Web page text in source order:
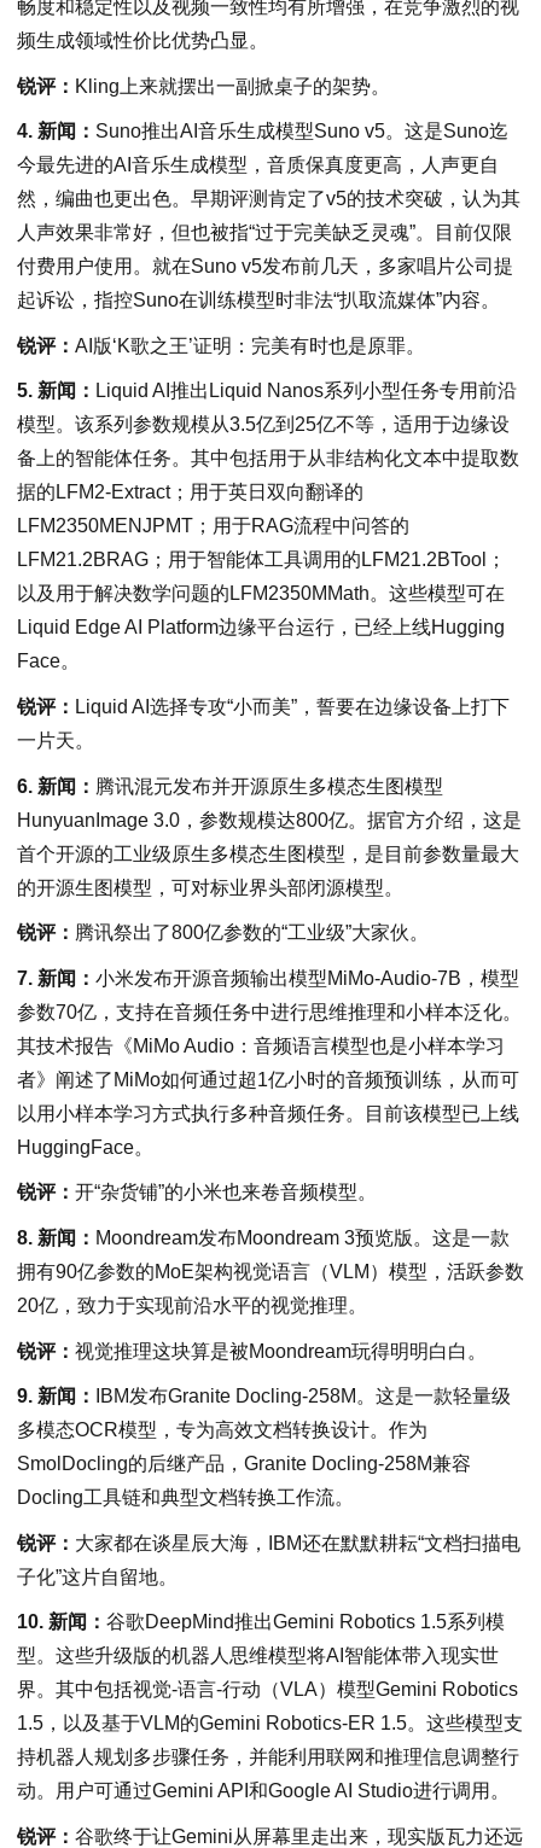
畅度和稳定性以及视频一致性均有所增强，在竞争激烈的视
频生成领域性价比优势凸显。
锐评： Kling上来就摆出一副掀桌子的架势。
4. 新闻： Suno推出AI音乐生成模型Suno v5。这是Suno迄
今最先进的AI音乐生成模型，音质保真度更高，人声更自
然，编曲也更出色。早期评测肯定了v5的技术突破，认为其
人声效果非常好，但也被指“过于完美缺乏灵魂”。目前仅限
付费用户使用。就在Suno v5发布前几天，多家唱片公司提
起诉讼，指控Suno在训练模型时非法“扒取流媒体”内容。
锐评： AI版‘K歌之王’证明：完美有时也是原罪。
5. 新闻： Liquid AI推出Liquid Nanos系列小型任务专用前沿
模型。该系列参数规模从3.5亿到25亿不等，适用于边缘设
备上的智能体任务。其中包括用于从非结构化文本中提取数
据的LFM2-Extract；用于英日双向翻译的
LFM2350MENJPMT；用于RAG流程中问答的
LFM21.2BRAG；用于智能体工具调用的LFM21.2BTool；
以及用于解决数学问题的LFM2350MMath。这些模型可在
Liquid Edge AI Platform边缘平台运行，已经上线Hugging
Face。
锐评： Liquid AI选择专攻“小而美”，誓要在边缘设备上打下
一片天。
6. 新闻： 腾讯混元发布并开源原生多模态生图模型
HunyuanImage 3.0，参数规模达800亿。据官方介绍，这是
首个开源的工业级原生多模态生图模型，是目前参数量最大
的开源生图模型，可对标业界头部闭源模型。
锐评： 腾讯祭出了800亿参数的“工业级”大家伙。
7. 新闻： 小米发布开源音频输出模型MiMo-Audio-7B，模型
参数70亿，支持在音频任务中进行思维推理和小样本泛化。
其技术报告《MiMo Audio：音频语言模型也是小样本学习
者》阐述了MiMo如何通过超1亿小时的音频预训练，从而可
以用小样本学习方式执行多种音频任务。目前该模型已上线
HuggingFace。
锐评： 开“杂货铺”的小米也来卷音频模型。
8. 新闻： Moondream发布Moondream 3预览版。这是一款
拥有90亿参数的MoE架构视觉语言（VLM）模型，活跃参数
20亿，致力于实现前沿水平的视觉推理。
锐评： 视觉推理这块算是被Moondream玩得明明白白。
9. 新闻：
IBM发布Granite Docling-258M。这是一款轻量级
多模态OCR模型，专为高效文档转换设计。作为
SmolDocling的后继产品，Granite Docling-258M兼容
Docling工具链和典型文档转换工作流。
锐评： 大家都在谈星辰大海，IBM还在默默耕耘“文档扫描电
子化”这片自留地。
10. 新闻： 谷歌DeepMind推出Gemini Robotics 1.5系列模
型。这些升级版的机器人思维模型将AI智能体带入现实世
界。其中包括视觉-语言-行动（VLA）模型Gemini Robotics
1.5，以及基于VLM的Gemini Robotics-ER 1.5。这些模型支
持机器人规划多步骤任务，并能利用联网和推理信息调整行
动。用户可通过Gemini API和Google AI Studio进行调用。
锐评： 谷歌终于让Gemini从屏幕里走出来，现实版瓦力还远